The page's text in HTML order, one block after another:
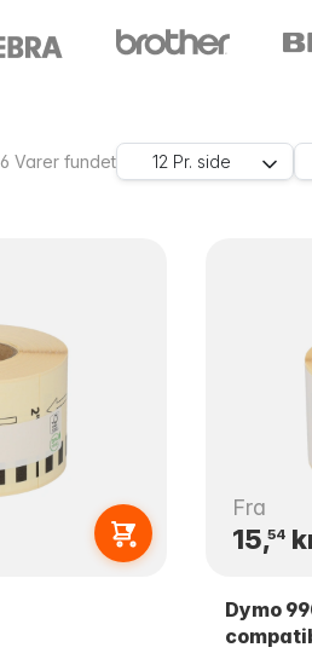
6Varer fundet 12 Pr. side
Fra
15,54
Dymo